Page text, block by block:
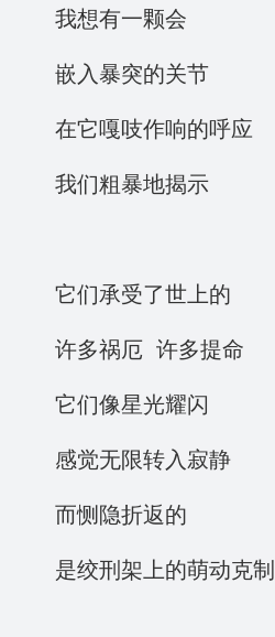
我想有一颗会
嵌入暴突的关节
在它嘎吱作响的呼应
我们粗暴地揭示
它们承受了世上的
许多祸厄 许多提命
它们像星光耀闪
感觉无限转入寂静
而恻隐折返的
是绞刑架上的萌动克制